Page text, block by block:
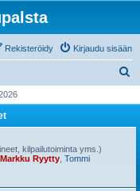
Kirjaudu sisään
Rekisteröidy
i
kilpailutoiminta yms.)
Markku Ryytty Tommi